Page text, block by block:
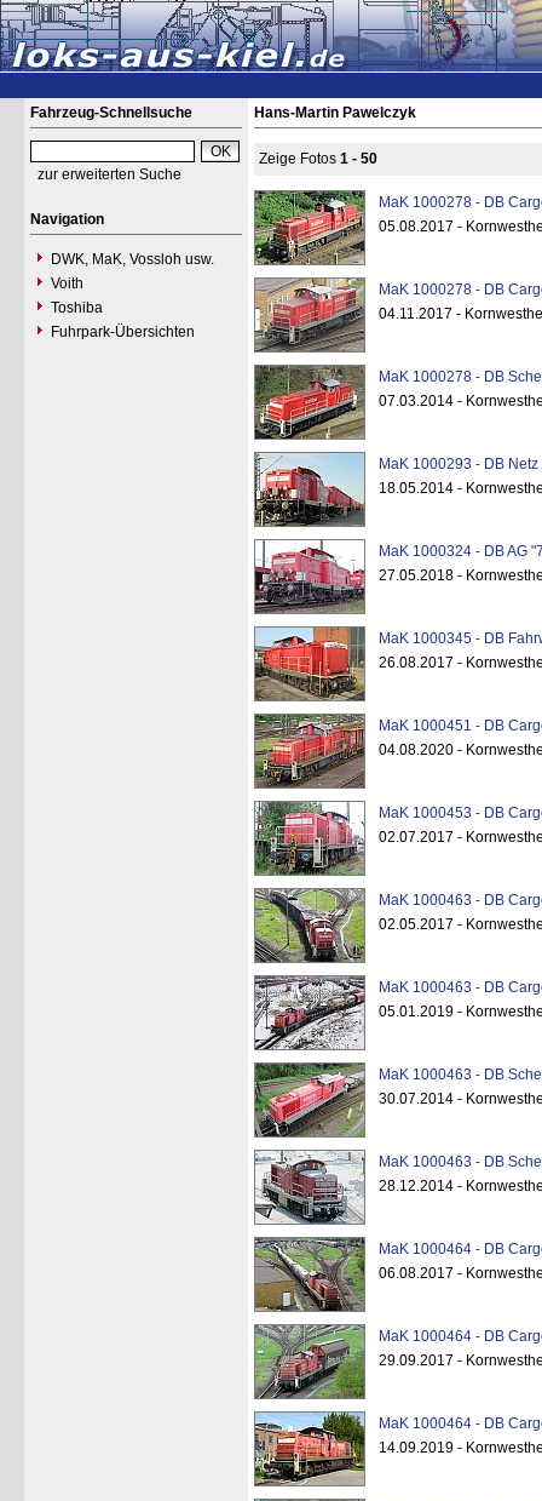
Fahrzeug-Schnellsuche
zur erweiterten Suche
Navigation
DWK, MaK, Vossloh usw.
Voith
Toshiba
Fuhrpark-Übersichten
Hans-Martin Pawelczyk
Zeige Fotos 1 - 50
MaK 1000278 - DB
05.08.2017 -
MaK 1000278 - DB
04.11.2017 -
MaK 1000278 - DB
07.03.2014 -
MaK 1000293 - DB
18.05.2014 -
MaK 1000324 - DB AG
27.05.2018 -
MaK 1000345 - DB
26.08.2017 -
MaK 1000451 - DB
04.08.2020 -
MaK 1000453 - DB
02.07.2017 -
MaK 1000463 - DB
02.05.2017 -
MaK 1000463 - DB
05.01.2019 -
MaK 1000463 - DB
30.07.2014 -
MaK 1000463 - DB
28.12.2014 -
MaK 1000464 - DB
06.08.2017 -
MaK 1000464 - DB
29.09.2017 -
MaK 1000464 - DB
14.09.2019 -